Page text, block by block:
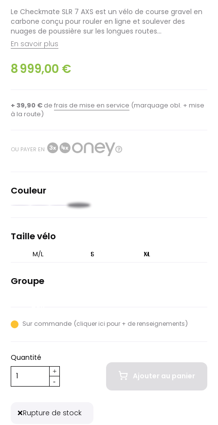
Le Checkmate SLR 7 AXS est un vélo de course gravel en
carbone conçu pour rouler en ligne et soulever des
nuages de poussière sur les longues routes...
En savoir plus
8 999,00 €
+ 39,90 €de frais de mise en service (marquage obl. + mise
à la route)
OU PAYER EN
Couleur
BlancBleu
Taille vélo
XS S M
M/L L XL
Groupe
Sur commande (cliquer ici pour + de renseignements)
Quantité
Ajouter au panier
❌Rupture de stock